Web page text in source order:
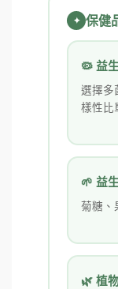
保健
🦠 益
選擇多
樣性比
🌱 益
菊糖、
🌿 植